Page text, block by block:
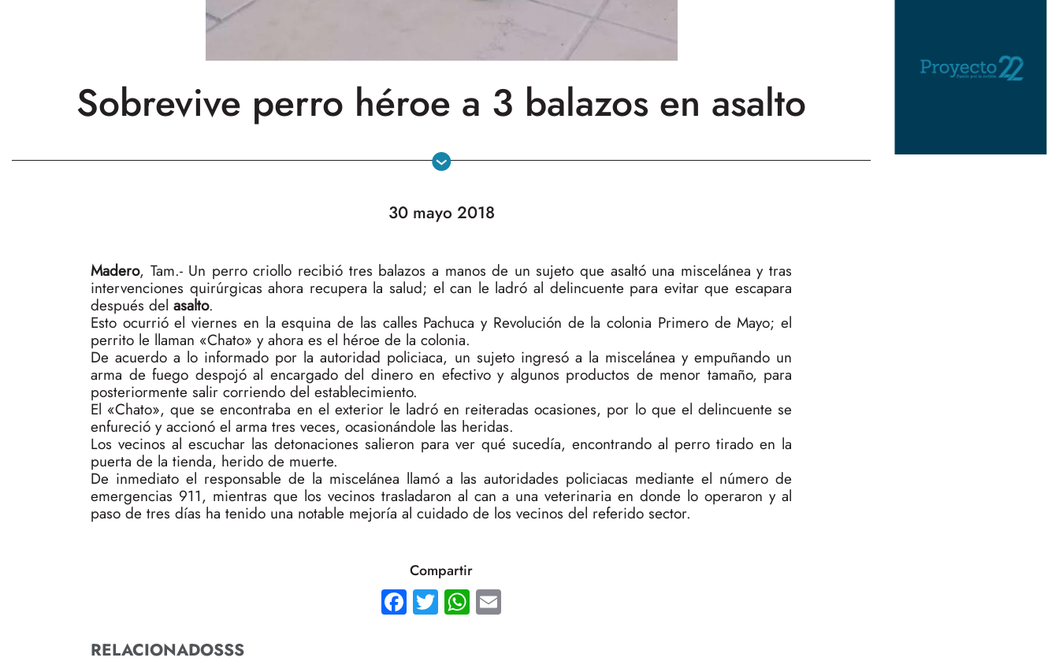
Sobrevive perro héroe a 3 balazos en asalto
30 mayo 2018
Madero, Tam.- Un perro criollo recibió tres balazos a manos de un sujeto que asaltó una miscelánea y tras
intervenciones quirúrgicas ahora recupera la salud; el can le ladró al delincuente para evitar que escapara
después del asalto.
Esto ocurrió el viernes en la esquina de las calles Pachuca y Revolución de la colonia Primero de Mayo; el
perrito le llaman «Chato» y ahora es el héroe de la colonia.
De acuerdo a lo informado por la autoridad policiaca, un sujeto ingresó a la miscelánea y empuñando un
arma de fuego despojó al encargado del dinero en efectivo y algunos productos de menor tamaño, para
posteriormente salir corriendo del establecimiento.
El «Chato», que se encontraba en el exterior le ladró en reiteradas ocasiones, por lo que el delincuente se
enfureció y accionó el arma tres veces, ocasionándole las heridas.
Los vecinos al escuchar las detonaciones salieron para ver qué sucedía, encontrando al perro tirado en la
puerta de la tienda, herido de muerte.
De inmediato el responsable de la miscelánea llamó a las autoridades policiacas mediante el número de
emergencias 911, mientras que los vecinos trasladaron al can a una veterinaria en donde lo operaron y al
paso de tres días ha tenido una notable mejoría al cuidado de los vecinos del referido sector.
Compartir
Facebook
TwitterWhatsApp
RELACIONADOSSS